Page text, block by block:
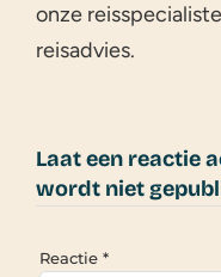
onze
reisadvies.
Laat een reactie
wordt niet
Reactie *